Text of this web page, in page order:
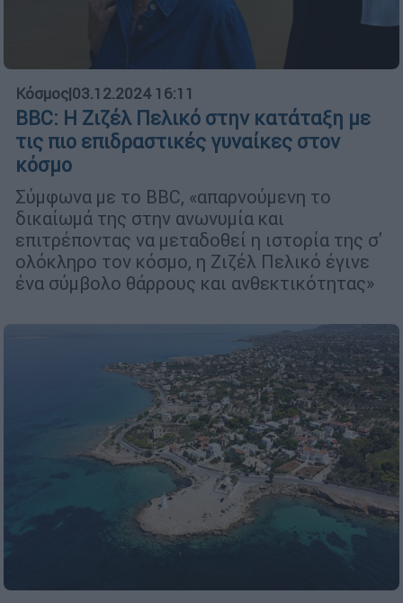
Κόσμος|03.12.2024 16:11
BBC: Η Ζιζέλ Πελικό στην κατάταξη με
τις πιο επιδραστικές γυναίκες στον
κόσμο
Σύμφωνα με το BBC, «απαρνούμενη το
δικαίωμά της στην ανωνυμία και
επιτρέποντας να μεταδοθεί η ιστορία της σ'
ολόκληρο τον κόσμο, η Ζιζέλ Πελικό έγινε
ένα σύμβολο θάρρους και ανθεκτικότητας»